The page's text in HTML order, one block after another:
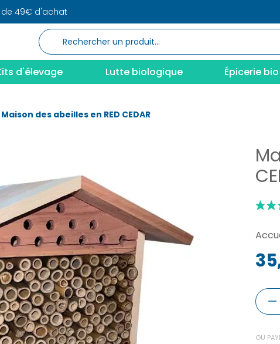
de 49€ d'achat
d'élevage Lutte biologique Épicerie bio
Maison des abeilles en RED CEDAR
OU